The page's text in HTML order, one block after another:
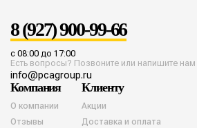
8 (927) 900-99-66
с 08:00 до 17:00
Есть вопросы? Позвоните или напишите нам
info@pcagroup.ru
Компания
О компании
Отзывы
Клиенту
Акции
Доставка и оплата